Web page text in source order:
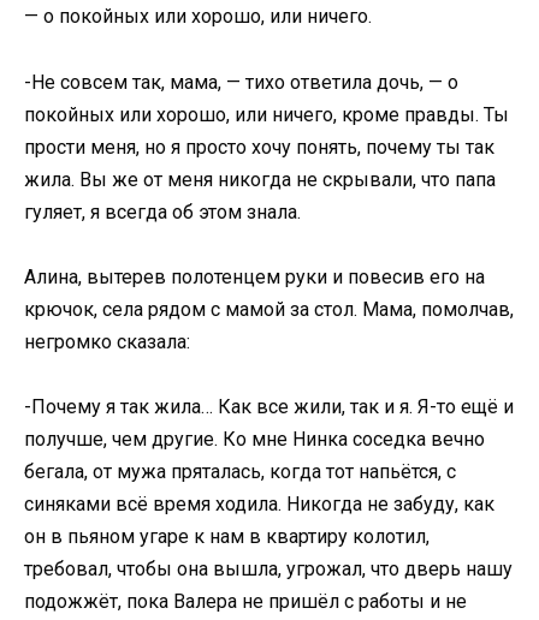
— о покойных или хорошо, или ничего.
-Не совсем так, мама, — тихо ответила дочь, — о
покойных или хорошо, или ничего, кроме правды. Ты
прости меня, но я просто хочу понять, почему ты так
жила. Вы же от меня никогда не скрывали, что папа
гуляет, я всегда об этом знала.
Алина, вытерев полотенцем руки и повесив его на
крючок, села рядом с мамой за стол. Мама, помолчав,
негромко сказала:
-Почему я так жила… Как все жили, так и я. Я-то ещё и
получше, чем другие. Ко мне Нинка соседка вечно
бегала, от мужа пряталась, когда тот напьётся, с
синяками всё время ходила. Никогда не забуду, как
он в пьяном угаре к нам в квартиру колотил,
требовал, чтобы она вышла, угрожал, что дверь нашу
подожжёт, пока Валера не пришёл с работы и не